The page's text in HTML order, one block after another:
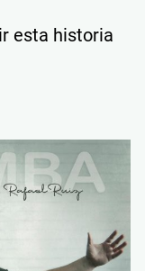
esta historia